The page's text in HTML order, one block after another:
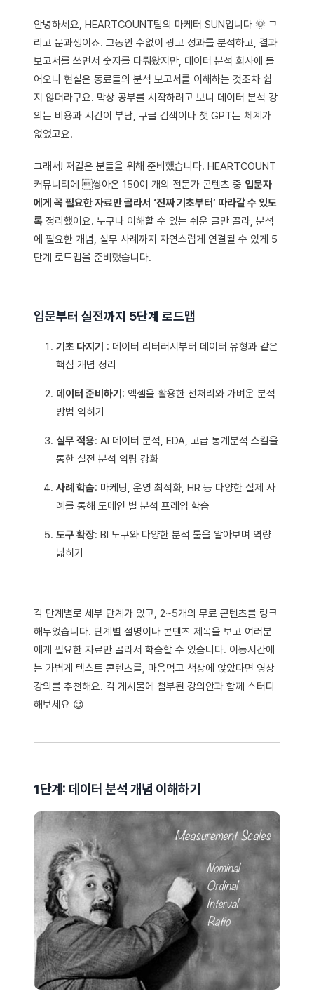
안녕하세요, HEARTCOUNT팀의 마케터 SUN입니다 🌞 그
리고 문과생이죠. 그동안 수없이 광고 성과를 분석하고, 결과
보고서를 쓰면서 숫자를 다뤄왔지만, 데이터 분석 회사에 들
어오니 현실은 동료들의 분석 보고서를 이해하는 것조차 쉽
지 않더라구요. 막상 공부를 시작하려고 보니 데이터 분석 강
의는 비용과 시간이 부담, 구글 검색이나 챗 GPT는 체계가
없었고요.
그래서! 저같은 분들을 위해 준비했습니다. HEARTCOUNT
커뮤니티에 쌓아온 150여 개의 전문가 콘텐츠 중 입문자
에게 꼭 필요한 자료만 골라서 ‘진짜 기초부터’ 따라갈 수 있도
록 정리했어요. 누구나 이해할 수 있는 쉬운 글만 골라, 분석
에 필요한 개념, 실무 사례까지 자연스럽게 연결될 수 있게 5
단계 로드맵을 준비했습니다.
입문부터 실전까지 5단계 로드맵
기초 다지기 : 데이터 리터러시부터 데이터 유형과 같은
핵심 개념 정리
데이터 준비하기 : 엑셀을 활용한 전처리와 가벼운 분석
방법 익히기
실무 적용: AI 데이터 분석, EDA, 고급 통계분석 스킬을
통한 실전 분석 역량 강화
사례 학습: 마케팅, 운영 최적화, HR 등 다양한 실제 사
례를 통해 도메인 별 분석 프레임 학습
도구 확장: BI 도구와 다양한 분석 툴을 알아보며 역량
넓히기
각 단계별로 세부 단계가 있고, 2~5개의 무료 콘텐츠를 링크
해두었습니다. 단계별 설명이나 콘텐츠 제목을 보고 여러분
에게 필요한 자료만 골라서 학습할 수 있습니다. 이동시간에
는 가볍게 텍스트 콘텐츠를, 마음먹고 책상에 앉았다면 영상
강의를 추천해요. 각 게시물에 첨부된 강의안과 함께 스터디
해보세요 😉
1단계: 데이터 분석 개념 이해하기